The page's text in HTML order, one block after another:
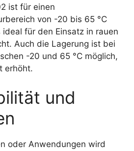
ist für einen
von -20 bis 65 °C
für den Einsatz in rauen
Auch die Lagerung ist bei
-20 und 65 °C möglich,
erhöht.
und
oder Anwendungen wird